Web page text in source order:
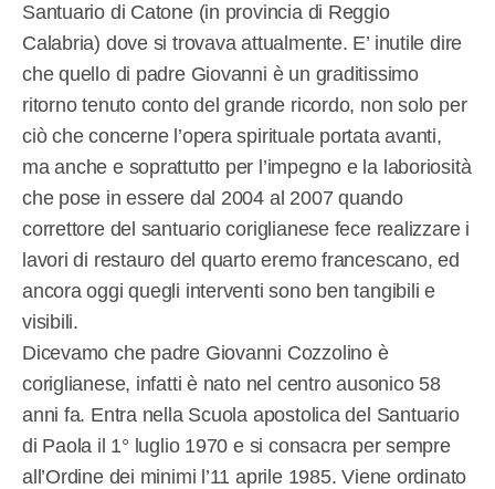
Santuario di Catone (in provincia di Reggio
Calabria) dove si trovava attualmente. E’ inutile dire
che quello di padre Giovanni è un graditissimo
ritorno tenuto conto del grande ricordo, non solo per
ciò che concerne l’opera spirituale portata avanti,
ma anche e soprattutto per l’impegno e la laboriosità
che pose in essere dal 2004 al 2007 quando
correttore del santuario coriglianese fece realizzare i
lavori di restauro del quarto eremo francescano, ed
ancora oggi quegli interventi sono ben tangibili e
visibili.
Dicevamo che padre Giovanni Cozzolino è
coriglianese, infatti è nato nel centro ausonico 58
anni fa. Entra nella Scuola apostolica del Santuario
di Paola il 1° luglio 1970 e si consacra per sempre
all’Ordine dei minimi l’11 aprile 1985. Viene ordinato